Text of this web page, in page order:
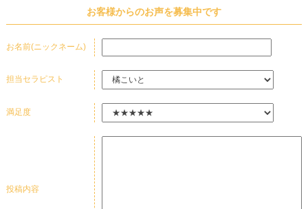
た。
朝倉しずか
満足度：
新人という事でしたが、施術・会話癒される時間を
すごしました。
橘こいと
満足度：
優しさと施術のうまさとドキドキ感が全て最高でし
お客様からのお声を募集中です
お名前(ニックネーム)
担当セラピスト
満足度
投稿内容